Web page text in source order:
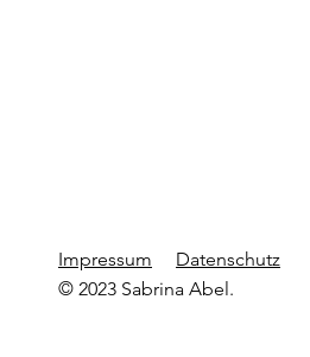
Impressum
Datenschutz
© 2023 Sabrina Abel.